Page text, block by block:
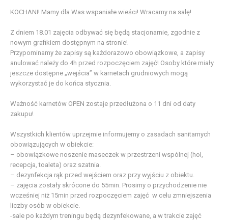
KOCHANI! Mamy dla Was wspaniałe wieści! Wracamy na salę!
Z dniem 18.01 zajęcia odbywać się będą stacjonarnie, zgodnie z
nowym grafikiem dostępnym na stronie!
Przypominamy że zapisy są każdorazowo obowiązkowe, a zapisy
anulować należy do 4h przed rozpoczęciem zajęć! Osoby które miały
jeszcze dostępne „wejścia” w karnetach grudniowych mogą
wykorzystać je do końca stycznia.
Ważność karnetów OPEN zostaje przedłużona o 11 dni od daty
zakupu!
Wszystkich klientów uprzejmie informujemy o zasadach sanitarnych
obowiązujących w obiekcie:
– obowiązkowe noszenie maseczek w przestrzeni wspólnej (hol,
recepcja, toaleta) oraz szatnia.
– dezynfekcja rąk przed wejściem oraz przy wyjściu z obiektu.
– zajęcia zostały skrócone do 55min. Prosimy o przychodzenie nie
wcześniej niż 15min przed rozpoczęciem zajęć w celu zmniejszenia
liczby osób w obiekcie.
-sale po każdym treningu będą dezynfekowane, a w trakcie zajęć